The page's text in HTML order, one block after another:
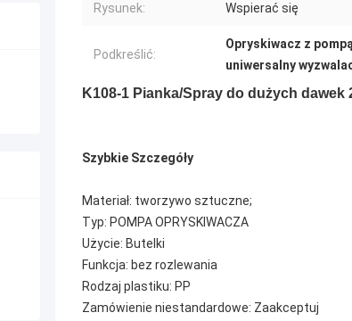
Rysunek: Wspierać się
Podkreślić:
Opryskiwacz z
uniwersalny
K108-1 Pianka/Spray do dużych
Szybkie Szczegóły
Materiał: tworzywo sztuczne;
Typ: POMPA OPRYSKIWACZA
Użycie: Butelki
Funkcja: bez rozlewania
Rodzaj plastiku: PP
Zamówienie niestandardowe: Zaakceptuj